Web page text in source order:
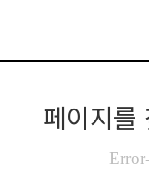
페이지를